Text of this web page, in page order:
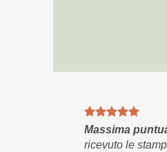
Massima
ricevuto le